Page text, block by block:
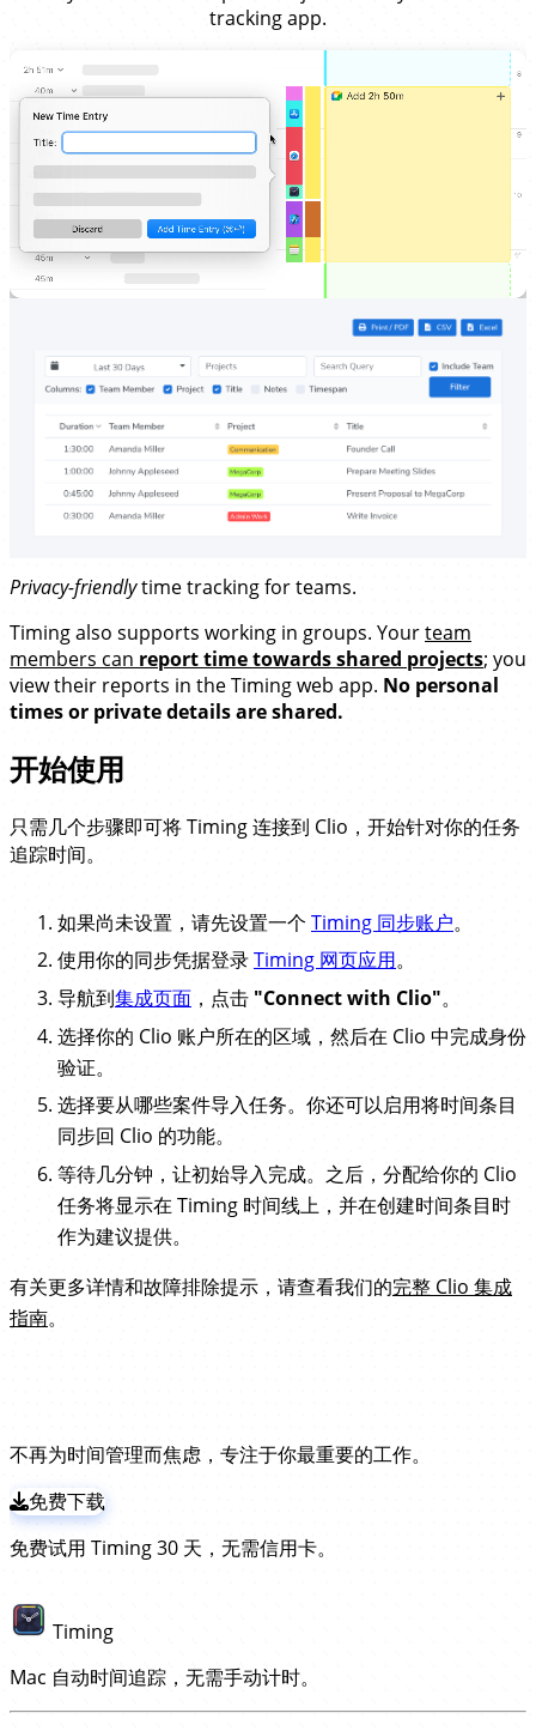
tracking app.
Privacy-friendlytime tracking for teams.
Timing also supports working in groups. Yourteam
members can report time towards shared projects; you
view their reports in the Timing web app. No personal
times or private details are shared.
开始使用
只需几个步骤即可将 Timing 连接到 Clio，开始针对你的任务
追踪时间。
如果尚未设置，请先设置一个 Timing 同步账户。
使用你的同步凭据登录Timing 网页应用。
导航到集成页面 ，点击 "Connect with Clio"。
选择你的 Clio 账户所在的区域，然后在 Clio 中完成身份
验证。
选择要从哪些案件导入任务。你还可以启用将时间条目
同步回 Clio 的功能。
等待几分钟，让初始导入完成。之后，分配给你的 Clio
任务将显示在 Timing 时间线上，并在创建时间条目时
作为建议提供。
有关更多详情和故障排除提示，请查看我们的完整 Clio 集成
指南。
不再为时间管理而焦虑，专注于你最重要的工作。
免费下载
免费试用 Timing 30 天，无需信用卡。
Timing
Mac 自动时间追踪，无需手动计时。